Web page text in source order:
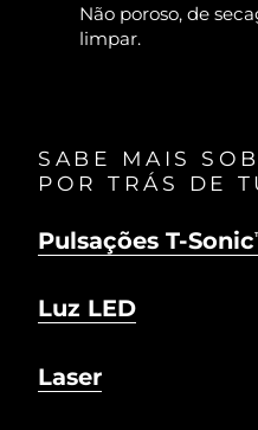
Não poroso, de
limpar.
SABE MAIS
POR TRÁS DE
Pulsações T-Sonic
Luz LED
Laser